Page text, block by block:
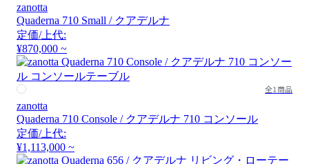
zanotta
Quaderna 710 Small / クアデルナ
定価/上代:
¥870,000 ~
全1商品
zanotta
Quaderna 710 Console / クアデルナ 710 コンソール
定価/上代:
¥1,113,000 ~